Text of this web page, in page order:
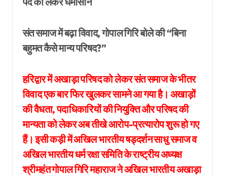
संत समाज में बढ़ा विवाद, गोपाल गिरि बोले की “बिना
बहुमत कैसे मान्य परिषद?”
हरिद्वार में अखाड़ा परिषद को लेकर संत समाज के भीतर
विवाद एक बार फिर खुलकर सामने आ गया है। अखाड़ों
की वैधता, पदाधिकारियों की नियुक्ति और परिषद की
मान्यता को लेकर अब तीखे आरोप-प्रत्यारोप शुरू हो गए
हैं। इसी कड़ी में अखिल भारतीय षड्दर्शन साधु समाज व
अखिल भारतीय धर्म रक्षा समिति के राष्ट्रीय अध्यक्ष
श्रीमहंत गोपाल गिरि महाराज ने अखिल भारतीय अखाड़ा